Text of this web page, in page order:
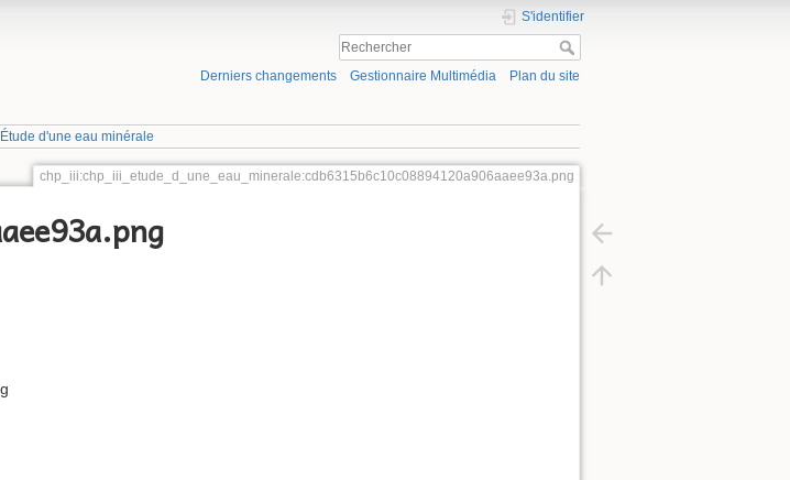
S'identifier
Derniers changements Gestionnaire Multimédia Plan du site
d'une eau minérale
chp_iii:chp_iii_etude_d_une_eau_minerale:cdb6315b6c10c08894120a906aaee93a.png